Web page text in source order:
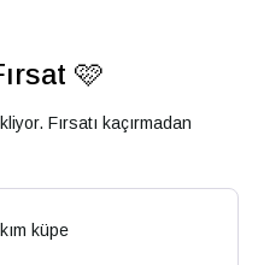
🩷
Fırsatı kaçırmadan
küpe